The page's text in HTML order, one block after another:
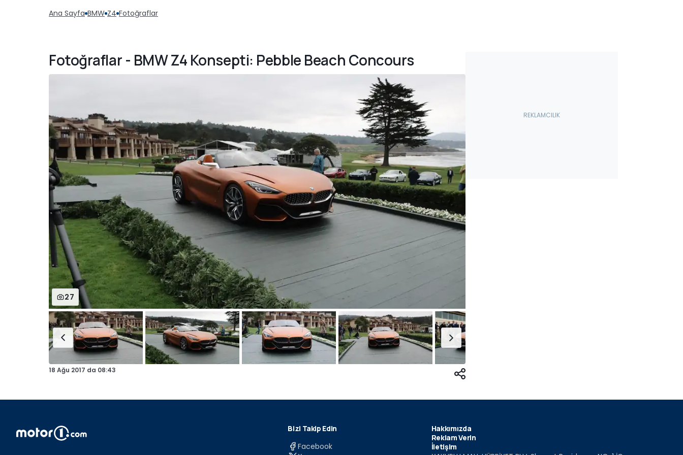
Ana Sayfa BMW Z4 Fotoğraflar
Fotoğraflar - BMW Z4 Konsepti: Pebble Beach Concours
27
18 Ağu 2017 da 08:43
Bizi Takip Edin
Facebook
Hakkımızda
Reklam Verin
İletişim